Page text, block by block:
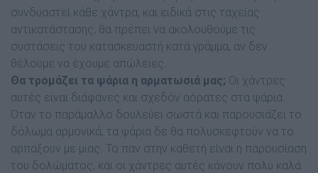
συνδυαστεί κάθε χάντρα, και ειδικά στις ταχείας
αντικατάστασης, θα πρέπει να ακολουθούµε τις
συστάσεις του κατασκευαστή κατά γράµµα, αν δεν
θέλουµε να έχουµε απώλειες.
Θα τροµάζει τα ψάρια η αρματωσιά μας; Οι χάντρες
αυτές είναι διάφανες και σχεδόν αόρατες στα ψάρια.
Όταν το παράµαλλο δουλεύει σωστά και παρουσιάζει το
δόλωµα αρµονικά, τα ψάρια δε θα πολυσκεφτούν να το
αρπάξουν µε µιας. Το παν στην καθετή είναι η παρουσίαση
του δολώµατος, και οι χάντρες αυτές κάνουν πολύ καλά